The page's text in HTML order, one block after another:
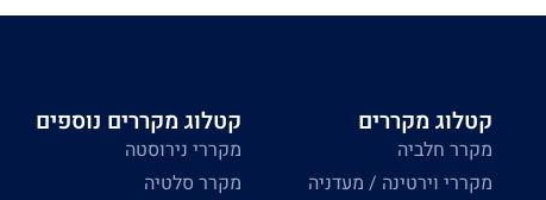
קטלוג מקררים
מקרר חלביה
מקררי וירטינה / מעדניה
קטלוג מקררים נוספים
מקררי נירוסטה
מקרר סלטיה